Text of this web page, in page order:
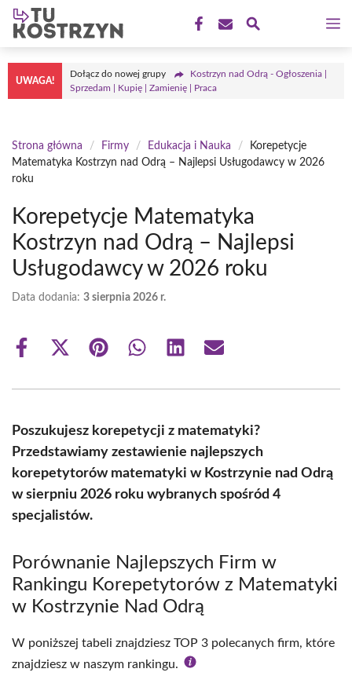
Przejdź
treści
UWAGA!
Dołącz do nowej grupy
Kostrzyn nad Odrą - Ogłoszenia |
Sprzedam | Kupię | Zamienię | Praca
Strona główna / Firmy / Edukacja i Nauka /
Korepetycje
Matematyka Kostrzyn nad Odrą – Najlepsi Usługodawcy w 2026
roku
Korepetycje Matematyka
Kostrzyn nad Odrą – Najlepsi
Usługodawcy w 2026 roku
Data dodania: 3 sierpnia 2026 r.
Share
Share
(Twitter)
Share Share Share Share
Poszukujesz korepetycji z matematyki?
Przedstawiamy zestawienie najlepszych
korepetytorów matematyki w Kostrzynie nad Odrą
w sierpniu 2026 roku wybranych spośród 4
specjalistów.
Porównanie Najlepszych Firm w
Rankingu Korepetytorów z Matematyki
w Kostrzynie Nad Odrą
W poniższej tabeli znajdziesz TOP 3 polecanych firm, które
znajdziesz w naszym rankingu.